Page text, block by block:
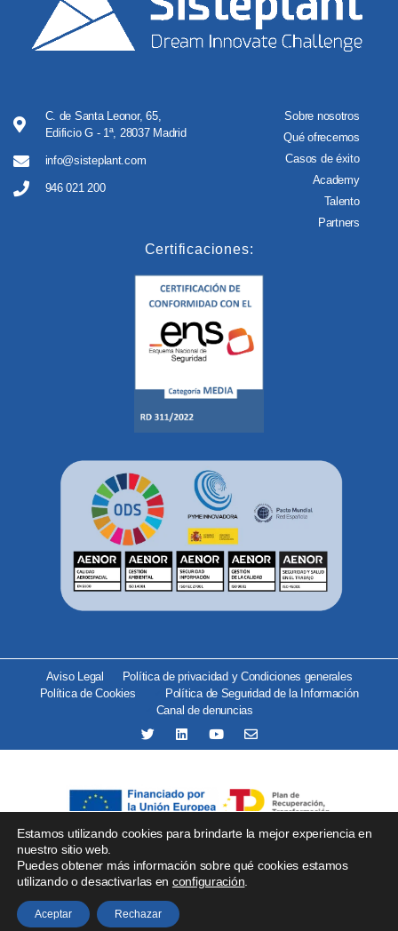
C. de Santa Leonor, 65,
Edificio G - 1ª, 28037 Madrid
info@sisteplant.com
946 021 200
Sobre nosotros
Qué ofrecemos
Casos de éxito
Academy
Talento
Partners
Certificaciones:
Aviso Legal
Política de privacidad y Condiciones generales
Política de Cookies
Política de Seguridad de la Información
Canal de denuncias
Se ha recibido un incentivo del organismo Red.es por importe
de 25.000 € financiado por la Unión Europea –
NextGenerationEU para proyectos de implantación de
soluciones tecnológicas.
Estamos utilizando cookies para brindarte la mejor experiencia en
nuestro sitio web.
Puedes obtener más información sobre qué cookies estamos
utilizando o desactivarlas en configuración
Aceptar Rechazar